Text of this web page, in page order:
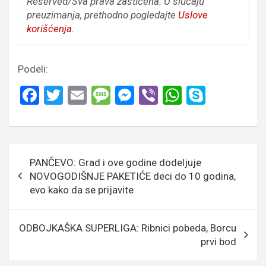
preuzimanja, prethodno pogledajte Uslove
korišćenja.
Podeli:
F
ce
o
o
k
T
tt
E
ail
M
s
g
e
M
se
g
Vi
er
W
at
A
p
p
Кретање
чланка
PANČEVO: Grad i ove godine dodeljuje
NOVOGODIŠNJE PAKETIĆE deci do 10 godina,
evo kako da se prijavite
ODBOJKAŠKA SUPERLIGA: Ribnici pobeda, Borcu
prvi bod